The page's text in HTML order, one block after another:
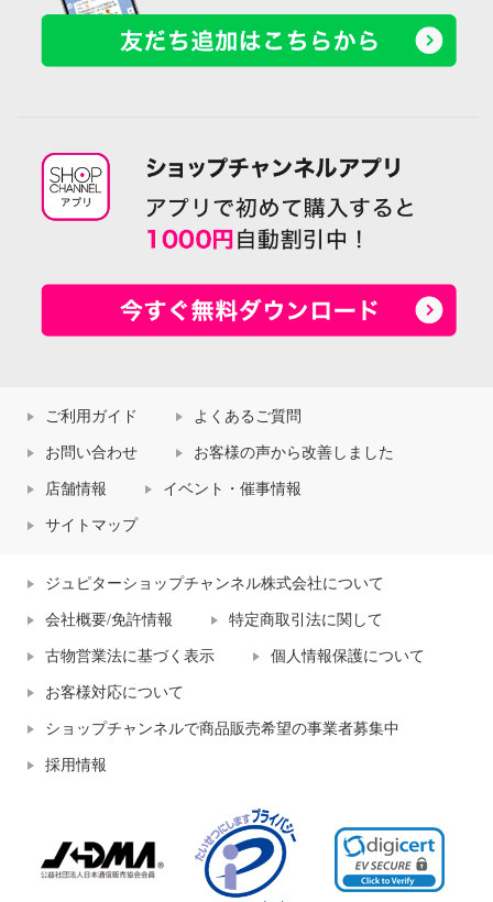
ご利用ガイド よくあるご質問
お問い合わせ お客様の声から改善しました
店舗情報 イベント・催事情報
サイトマップ
ジュピターショップチャンネル株式会社について
会社概要/免許情報 特定商取引法に関して
古物営業法に基づく表示 個人情報保護について
お客様対応について
ショップチャンネルで商品販売希望の事業者募集中
採用情報